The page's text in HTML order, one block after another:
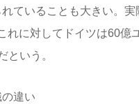
ていることも大きい。
れに対してドイツは60
という。
違い